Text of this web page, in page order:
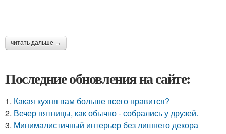
читать дальше →
Последние обновления на сайте:
1. Какая кухня вам больше всего нравится?
2. Вечер пятницы, как обычно - собрались у друзей.
3. Минималистичный интерьер без лишнего декора